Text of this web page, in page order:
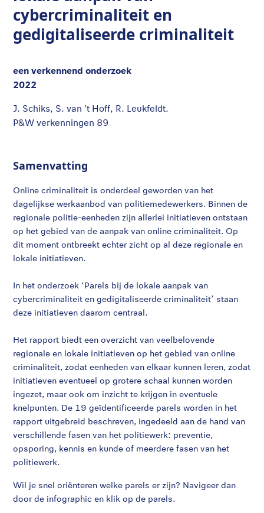
cybercriminaliteit en
gedigitaliseerde criminaliteit
een verkennend onderzoek
2022
J. Schiks, S. van 't Hoff, R. Leukfeldt.
P&W verkenningen 89
Samenvatting
Online criminaliteit is onderdeel geworden van het
dagelijkse werkaanbod van politiemedewerkers. Binnen de
regionale politie-eenheden zijn allerlei initiatieven ontstaan
op het gebied van de aanpak van online criminaliteit. Op
dit moment ontbreekt echter zicht op al deze regionale en
lokale initiatieven.
In het onderzoek ‘Parels bij de lokale aanpak van
cybercriminaliteit en gedigitaliseerde criminaliteit’ staan
deze initiatieven daarom centraal.
Het rapport biedt een overzicht van veelbelovende
regionale en lokale initiatieven op het gebied van online
criminaliteit, zodat eenheden van elkaar kunnen leren, zodat
initiatieven eventueel op grotere schaal kunnen worden
ingezet, maar ook om inzicht te krijgen in eventuele
knelpunten. De 19 geïdentificeerde parels worden in het
rapport uitgebreid beschreven, ingedeeld aan de hand van
verschillende fasen van het politiewerk: preventie,
opsporing, kennis en kunde of meerdere fasen van het
politiewerk.
Wil je snel oriënteren welke parels er zijn? Navigeer dan
door de infographic en klik op de parels.